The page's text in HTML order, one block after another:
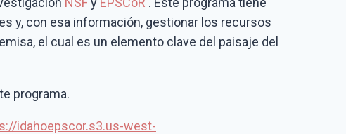
y, con esa información, gestionar los recursos
el cual es un elemento clave del paisaje del
programa.
idahoepscor.s3.us-west-